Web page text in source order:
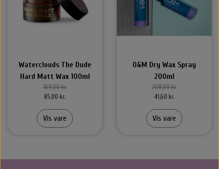
Waterclouds The Dude
Hard Matt Wax 100ml
169,00 kr.
85,00 kr.
Vis vare
O&M Dry Wax Spray
200ml
208,00 kr.
41,60 kr.
Vis vare